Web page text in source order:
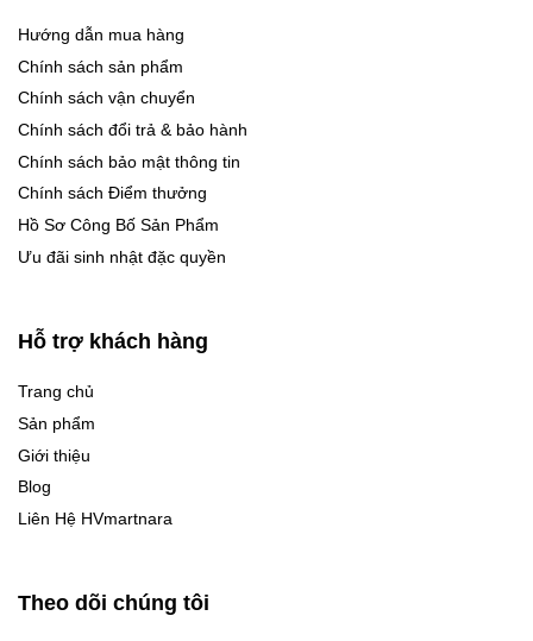
Hướng dẫn mua hàng
Chính sách sản phẩm
Chính sách vận chuyển
Chính sách đổi trả & bảo hành
Chính sách bảo mật thông tin
Chính sách Điểm thưởng
Hồ Sơ Công Bố Sản Phẩm
Ưu đãi sinh nhật đặc quyền
Hỗ trợ khách hàng
Trang chủ
Sản phẩm
Giới thiệu
Blog
Liên Hệ HVmartnara
Theo dõi chúng tôi